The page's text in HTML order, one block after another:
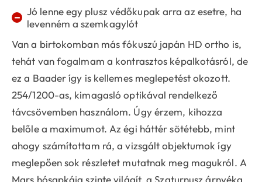
− Jó lenne egy plusz védőkupak arra az esetre, ha
levenném a szemkagylót
Van a birtokomban más fókuszú japán HD ortho is,
tehát van fogalmam a kontrasztos képalkotásról, de
ez a Baader így is kellemes meglepetést okozott.
254/1200-as, kimagasló optikával rendelkező
távcsövemben használom. Úgy érzem, kihozza
belőle a maximumot. Az égi háttér sötétebb, mint
ahogy számítottam rá, a vizsgált objektumok így
meglepően sok részletet mutatnak meg magukról. A
Mars hósapkája szinte világít, a Szaturnusz árnyéka